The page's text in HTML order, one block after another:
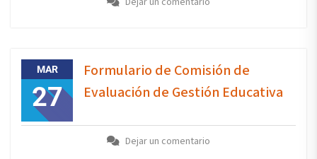
MAR
27
Formulario de Comisión de
Evaluación de Gestión Educativa
Dejar un comentario